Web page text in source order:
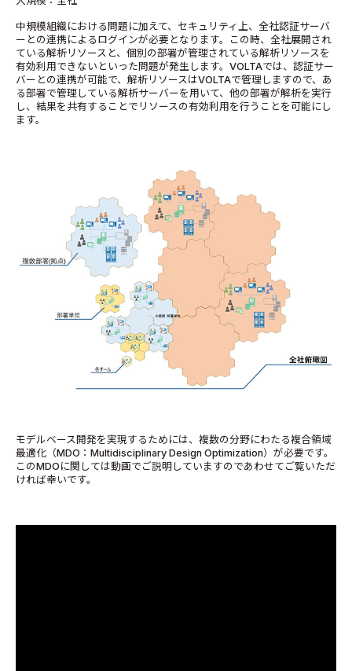
中規模組織における問題に加えて、セキュリティ上、全社認証サーバ
ーとの連携によるログインが必要となります。この時、全社展開され
ている解析リソースと、個別の部署が管理されている解析リソースを
有効利用できないといった問題が発生します。VOLTAでは、認証サー
バーとの連携が可能で、解析リソースはVOLTAで管理しますので、あ
る部署で管理している解析サーバーを用いて、他の部署が解析を実行
し、結果を共有することでリソースの有効利用を行うことを可能にし
ます。
モデルベース開発を実現するためには、複数の分野にわたる複合領域
最適化（MDO：Multidisciplinary Design Optimization）が必要です。
このMDOに関しては動画でご説明していますのであわせてご覧いただ
ければ幸いです。